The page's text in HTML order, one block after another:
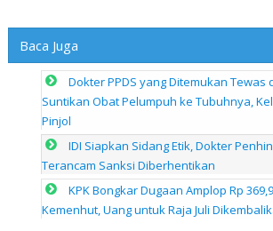
Baca Juga
Dokter PPDS yang Ditemukan Tewas
Suntikan Obat Pelumpuh ke Tubuhnya,
Pinjol
IDI Siapkan Sidang Etik, Dokter
Terancam Sanksi Diberhentikan
KPK Bongkar Dugaan Amplop Rp
Kemenhut, Uang untuk Raja Juli